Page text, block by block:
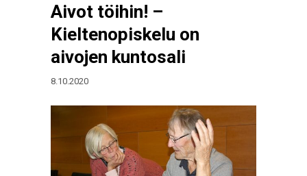
Aivot töihin! –
Kieltenopiskelu on
aivojen kuntosali
8.10.2020